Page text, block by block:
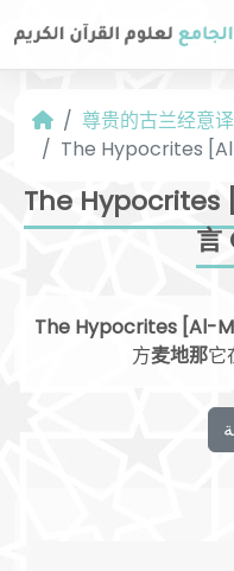
尊贵的古兰经意译
The Hypocrites
The
言
The Hypocrites [Al-
方麦地那它